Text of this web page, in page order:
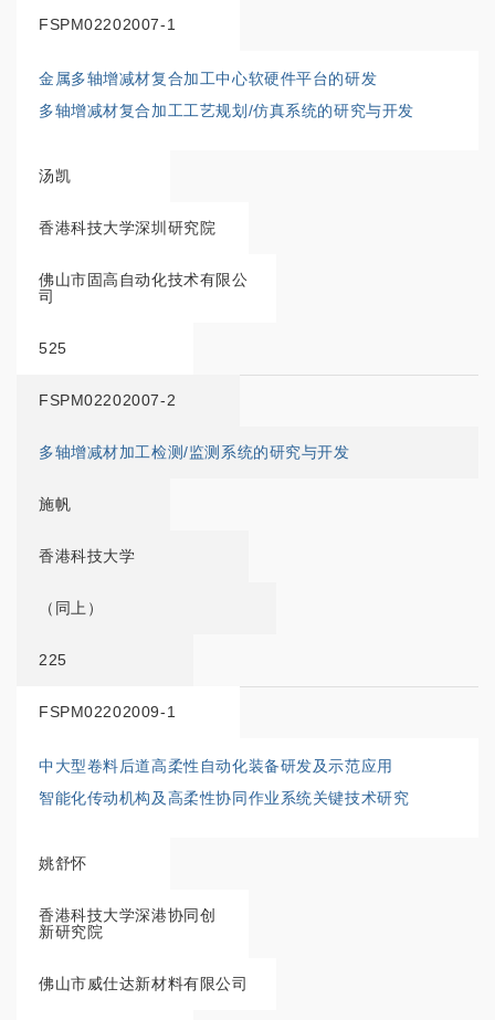
FSPM02202007-1
金属多轴增减材复合加工中心软硬件平台的研发
多轴增减材复合加工工艺规划/仿真系统的研究与开发
汤凯
香港科技大学深圳研究院
佛山市固高自动化技术有限公
司
525
FSPM02202007-2
多轴增减材加工检测/监测系统的研究与开发
施帆
香港科技大学
（同上）
225
FSPM02202009-1
中大型卷料后道高柔性自动化装备研发及示范应用
智能化传动机构及高柔性协同作业系统关键技术研究
姚舒怀
香港科技大学深港协同创
新研究院
佛山市威仕达新材料有限公司